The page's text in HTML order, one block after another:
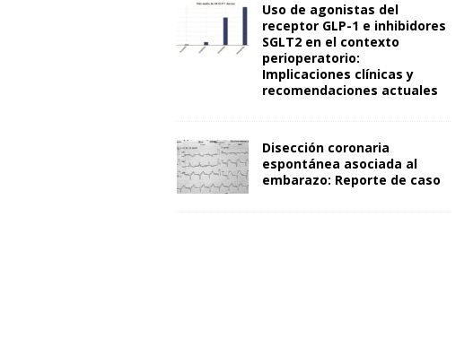
Uso de agonistas del
receptor GLP-1 e inhibidores
SGLT2 en el contexto
perioperatorio:
Implicaciones clínicas y
recomendaciones actuales
Disección coronaria
espontánea asociada al
embarazo: Reporte de caso